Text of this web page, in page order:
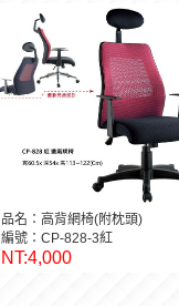
品名：高背網椅(附枕頭)
編號：CP-828-3紅
NT:4,000